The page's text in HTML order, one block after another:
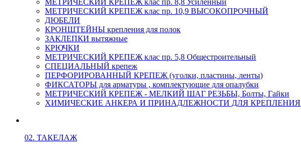
МЕТРИЧЕСКИЙ КРЕПЕЖ клас пр. 8,8 Усиленный
МЕТРИЧЕСКИЙ КРЕПЕЖ клас пр. 10,9 ВЫСОКОПРОЧНЫЙ
ДЮБЕЛИ
КРОНШТЕЙНЫ крепления для полок
ЗАКЛЕПКИ вытяжные
КРЮЧКИ
МЕТРИЧЕСКИЙ КРЕПЕЖ клас пр. 5,8 Общестроительный
СПЕЦИАЛЬНЫЙ крепеж
ПЕРФОРИРОВАННЫЙ КРЕПЕЖ (уголки, пластины, ленты)
ФИКСАТОРЫ для арматуры , комплектующие для опалубки
МЕТРИЧЕСКИЙ КРЕПЕЖ - МЕЛКИЙ ШАГ РЕЗЬБЫ, Болты, Гайки
ХИМИЧЕСКИЕ АНКЕРА И ПРИНАДЛЕЖНОСТИ ДЛЯ КРЕПЛЕНИЯ
02. ТАКЕЛАЖ